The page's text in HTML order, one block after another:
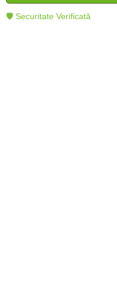
🛡 Securitate Verificată